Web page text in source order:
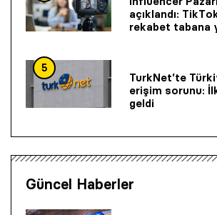
açıklandı:
rekabet tabana
5
TurkNet’te
erişim sorunu:
geldi
Güncel Haberler